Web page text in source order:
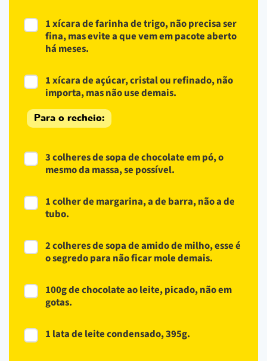
1 xícara de farinha de trigo, não precisa ser
fina, mas evite a que vem em pacote aberto
há meses.
1 xícara de açúcar, cristal ou refinado, não
importa, mas não use demais.
Para o recheio:
3 colheres de sopa de chocolate em pó, o
mesmo da massa, se possível.
1 colher de margarina, a de barra, não a de
tubo.
2 colheres de sopa de amido de milho, esse é
o segredo para não ficar mole demais.
100g de chocolate ao leite, picado, não em
gotas.
1 lata de leite condensado, 395g.